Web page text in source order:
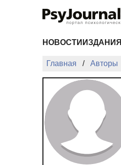
НОВОСТИ ИЗДАНИЯ
Главная Авторы